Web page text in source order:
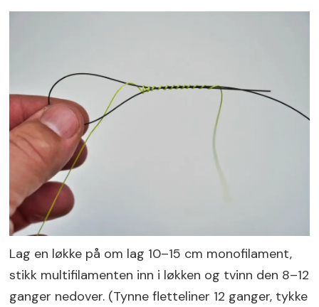
Lag en løkke på om lag 10–15 cm monofilament,
stikk multifilamenten inn i løkken og tvinn den 8–12
ganger nedover. (Tynne fletteliner 12 ganger, tykke